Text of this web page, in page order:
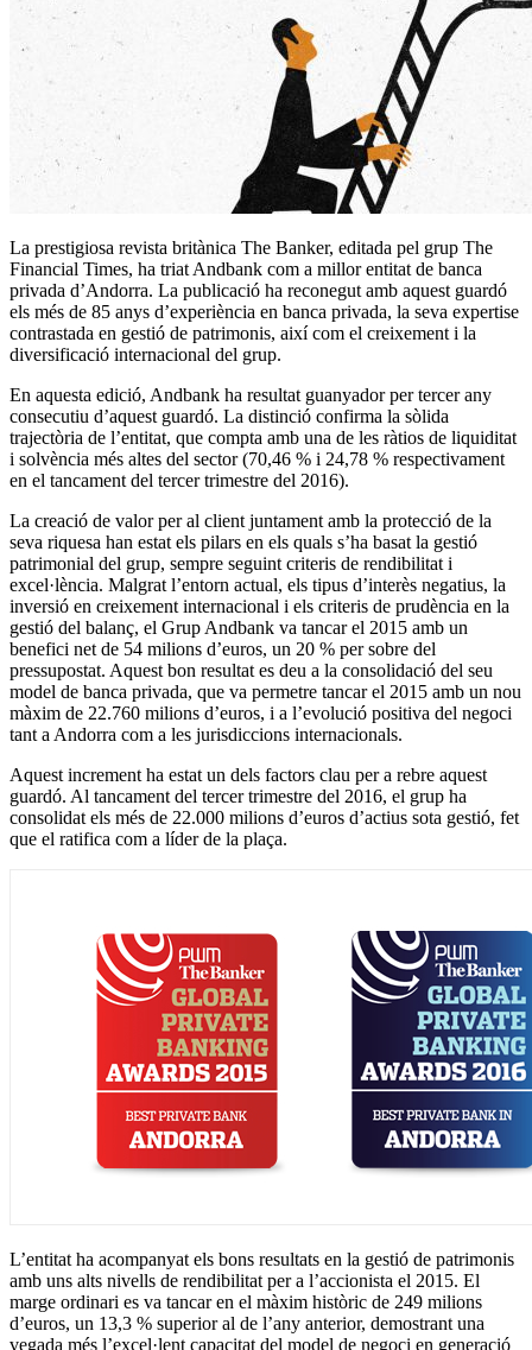
La prestigiosa revista britànica The Banker, editada pel grup The
Financial Times, ha triat Andbank com a millor entitat de banca
privada d’Andorra. La publicació ha reconegut amb aquest guardó
els més de 85 anys d’experiència en banca privada, la seva expertise
contrastada en gestió de patrimonis, així com el creixement i la
diversificació internacional del grup.
En aquesta edició, Andbank ha resultat guanyador per tercer any
consecutiu d’aquest guardó. La distinció confirma la sòlida
trajectòria de l’entitat, que compta amb una de les ràtios de liquiditat
i solvència més altes del sector (70,46 % i 24,78 % respectivament
en el tancament del tercer trimestre del 2016).
La creació de valor per al client juntament amb la protecció de la
seva riquesa han estat els pilars en els quals s’ha basat la gestió
patrimonial del grup, sempre seguint criteris de rendibilitat i
excel·lència. Malgrat l’entorn actual, els tipus d’interès negatius, la
inversió en creixement internacional i els criteris de prudència en la
gestió del balanç, el Grup Andbank va tancar el 2015 amb un
benefici net de 54 milions d’euros, un 20 % per sobre del
pressupostat. Aquest bon resultat es deu a la consolidació del seu
model de banca privada, que va permetre tancar el 2015 amb un nou
màxim de 22.760 milions d’euros, i a l’evolució positiva del negoci
tant a Andorra com a les jurisdiccions internacionals.
Aquest increment ha estat un dels factors clau per a rebre aquest
guardó. Al tancament del tercer trimestre del 2016, el grup ha
consolidat els més de 22.000 milions d’euros d’actius sota gestió, fet
que el ratifica com a líder de la plaça.
L’entitat ha acompanyat els bons resultats en la gestió de patrimonis
amb uns alts nivells de rendibilitat per a l’accionista el 2015. El
marge ordinari es va tancar en el màxim històric de 249 milions
d’euros, un 13,3 % superior al de l’any anterior, demostrant una
vegada més l’excel·lent capacitat del model de negoci en generació